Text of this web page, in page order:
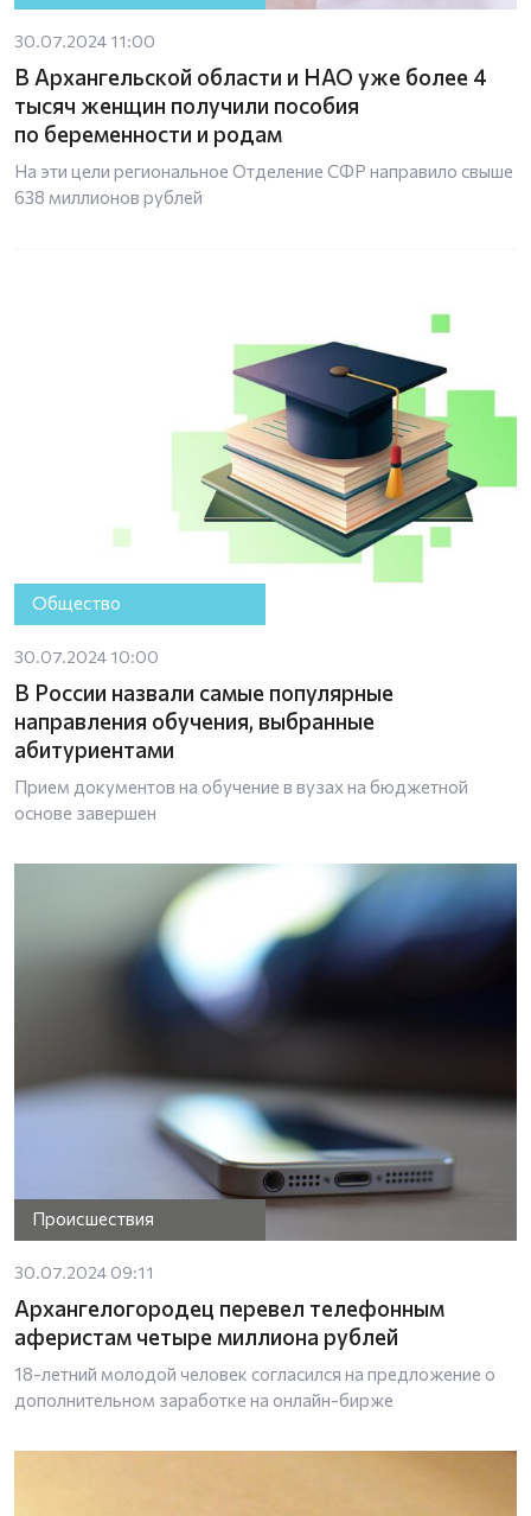
30.07.2024 11:00
В Архангельской области и НАО уже более 4
тысяч женщин получили пособия
по беременности и родам
На эти цели региональное Отделение СФР направило свыше
638 миллионов рублей
Общество
30.07.2024 10:00
В России назвали самые популярные
направления обучения, выбранные
абитуриентами
Прием документов на обучение в вузах на бюджетной
основе завершен
Происшествия
30.07.2024 09:11
Архангелогородец перевел телефонным
аферистам четыре миллиона рублей
18-летний молодой человек согласился на предложение о
дополнительном заработке на онлайн-бирже